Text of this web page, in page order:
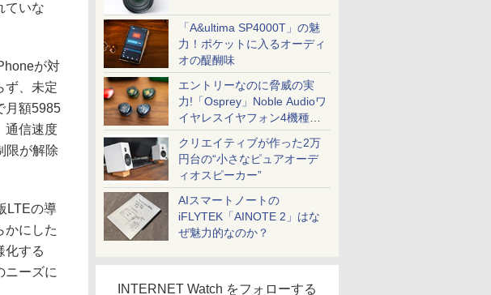
「A&ultima SP4000T」の魅
力！ポケットに入るオーディ
オの醍醐味
エントリーなのに脅威の実
力!「Osprey」Noble Audioワ
イヤレスイヤフォン4機種を
一気に聴く
クリエイティブが作った2万
円台の“小さなピュアオーデ
ィオスピーカー”
AIスマートノートの
iFLYTEK「AINOTE 2」はな
ぜ魅力的なのか？
INTERNET Watch をフォローする
ていな
が対
ず、未定
月額5985
通信速度
限が解除
LTEの導
かにした
化する
ニーズに